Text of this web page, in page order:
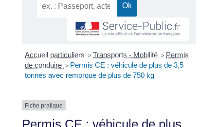
Accueil particuliers > Transports - Mobilité > Permis
de conduire > Permis CE : véhicule de plus de 3,5
tonnes avec remorque de plus de 750 kg
Fiche pratique